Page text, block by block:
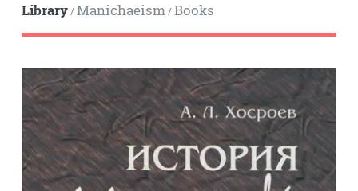
Library/Manichaeism/Books